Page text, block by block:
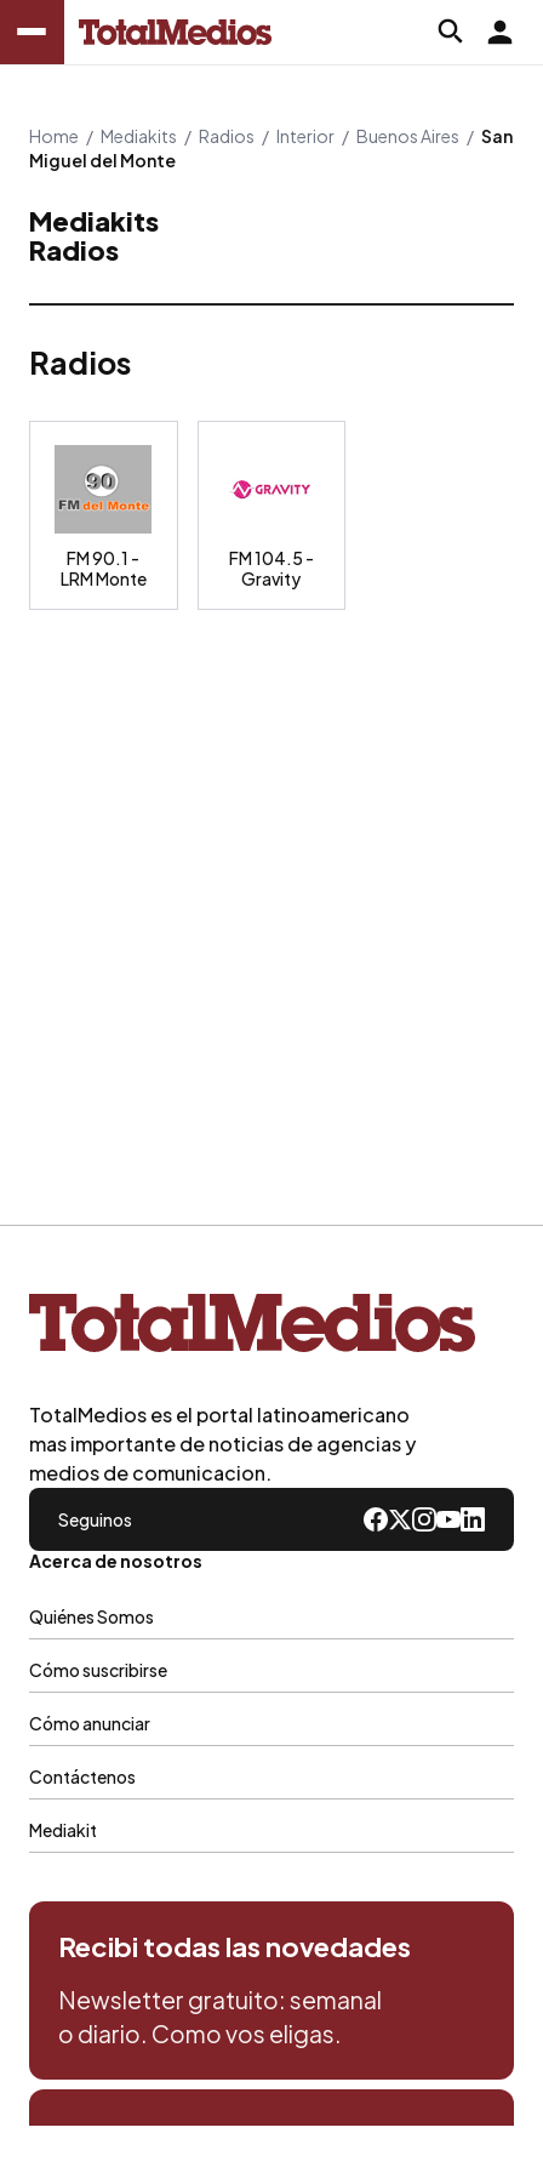
Home / Mediakits / Radios / Interior / Buenos Aires / San
Miguel del Monte
Mediakits
Radios
Radios
FM 90.1 -
LRM Monte
FM 104.5 -
Gravity
TotalMedios es el portal latinoamericano
mas importante de noticias de agencias y
medios de comunicacion.
Seguinos
Acerca de nosotros
Quiénes Somos
Cómo suscribirse
Cómo anunciar
Contáctenos
Mediakit
Recibi todas las novedades
Newsletter gratuito: semanal
o diario. Como vos eligas.
Prensa & Comercial